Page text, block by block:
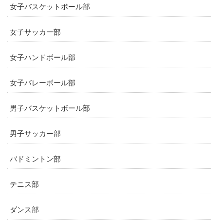
女子バスケットボール部
女子サッカー部
女子ハンドボール部
女子バレーボール部
男子バスケットボール部
男子サッカー部
バドミントン部
テニス部
ダンス部